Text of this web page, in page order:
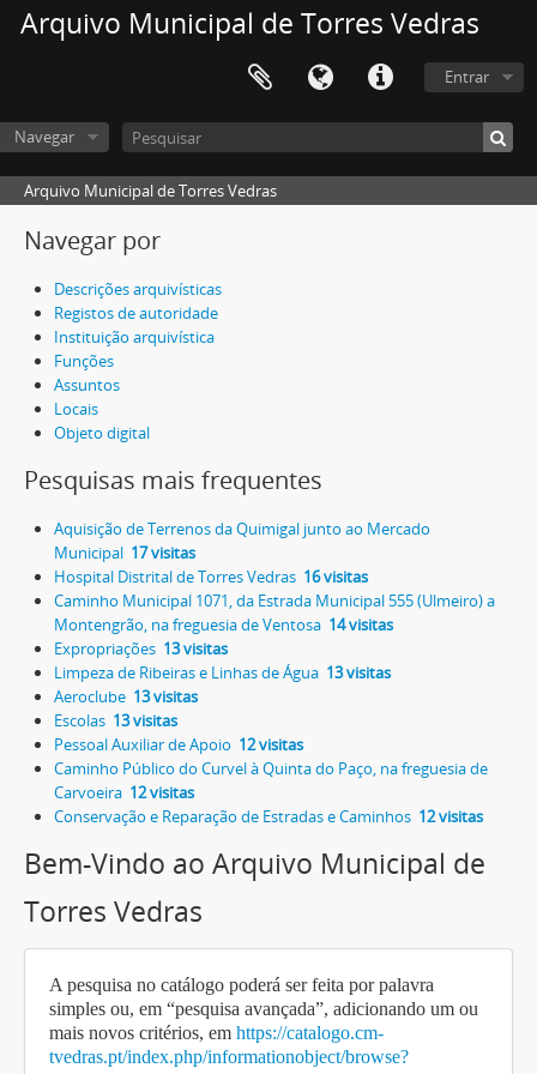
Arquivo Municipal de Torres Vedras
Entrar
Navegar
Arquivo Municipal de Torres Vedras
Navegar por
Descrições arquivísticas
Registos de autoridade
Instituição arquivística
Funções
Assuntos
Locais
Objeto digital
Pesquisas mais frequentes
Aquisição de Terrenos da Quimigal junto ao Mercado
Municipal 17 visitas
Hospital Distrital de Torres Vedras 16 visitas
Caminho Municipal 1071, da Estrada Municipal 555 (Ulmeiro) a
Montengrão, na freguesia de Ventosa 14 visitas
Expropriações 13 visitas
Limpeza de Ribeiras e Linhas de Água 13 visitas
Aeroclube 13 visitas
Escolas 13 visitas
Pessoal Auxiliar de Apoio 12 visitas
Caminho Público do Curvel à Quinta do Paço, na freguesia de
Carvoeira 12 visitas
Conservação e Reparação de Estradas e Caminhos 12 visitas
Bem-Vindo ao Arquivo Municipal de
Torres Vedras
A pesquisa no catálogo poderá ser feita por palavra
simples ou, em “pesquisa avançada”, adicionando um ou
mais novos critérios, em https://catalogo.cm-
tvedras.pt/index.php/informationobject/browse?